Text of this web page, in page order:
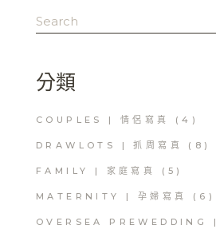
Search
for:
分類
COUPLES | 情侶寫真 (4)
DRAWLOTS | 抓周寫真 (8)
FAMILY | 家庭寫真 (5)
MATERNITY | 孕婦寫真 (6)
OVERSEA PREWEDDING |